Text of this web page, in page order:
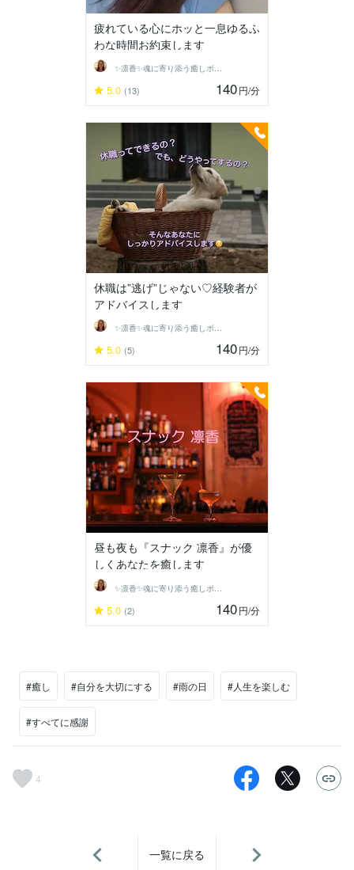
疲れている心にホッと一息ゆるふ
わな時間お約束します
✨凛香✨魂に寄り添う癒しボイス届けます✨
5.0 (13) 140円/分
休職は”逃げ”じゃない♡経験者が
アドバイスします
✨凛香✨魂に寄り添う癒しボイス届けます✨
5.0 (5) 140円/分
昼も夜も『スナック 凛香』が優
しくあなたを癒します
5.0 (2) 140円/分
#癒し #自分を大切にする #雨の日 #人生を楽しむ
#すべてに感謝
4
一覧に戻る